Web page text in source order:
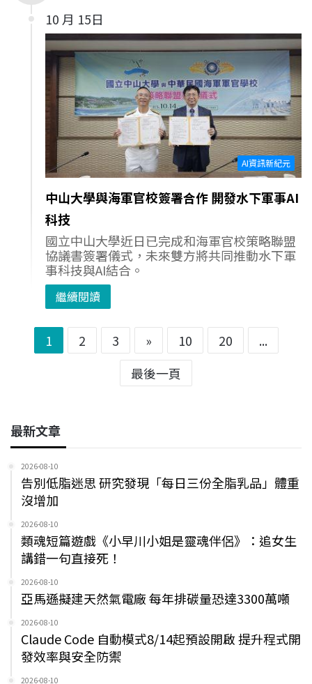
10 月 15日
AI資訊新紀元
中山大學與海軍官校簽署合作 開發水下軍事AI
科技
國立中山大學近日已完成和海軍官校策略聯盟
協議書簽署儀式，未來雙方將共同推動水下軍
事科技與AI結合。
繼續閱讀
1 2 3 » 10 20
...
最後一頁
最新文章
2026-08-10
告別低脂迷思 研究發現「每日三份全脂乳品」體重
沒增加
2026-08-10
類魂短篇遊戲《小早川小姐是靈魂伴侶》：追女生
講錯一句直接死！
2026-08-10
亞馬遜擬建天然氣電廠 每年排碳量恐達3300萬噸
2026-08-10
Claude Code 自動模式8/14起預設開啟 提升程式開
發效率與安全防禦
2026-08-10